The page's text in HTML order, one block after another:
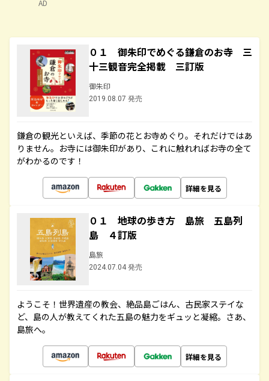
AD
０１ 御朱印でめぐる鎌倉のお寺 三
十三観音完全掲載 三訂版
御朱印
2019.08.07 発売
鎌倉の観光といえば、季節の花とお寺めぐり。それだけではあ
りません。お寺には御朱印があり、これに触れればお寺の全て
がわかるのです！
詳細を見る
０１ 地球の歩き方 島旅 五島列
島 ４訂版
島旅
2024.07.04 発売
ようこそ！世界遺産の教会、絶品島ごはん、古民家ステイな
ど、島の人が教えてくれた五島の魅力をギュッと凝縮。さあ、
島旅へ。
詳細を見る